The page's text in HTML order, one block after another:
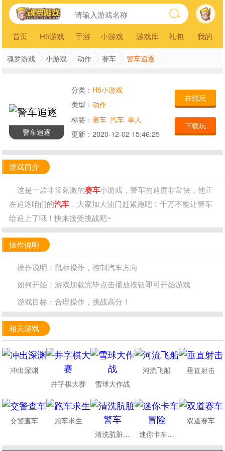
首页 H5游戏 手游 小游戏 游戏库 礼包 我的
魂罗游戏 小游戏 动作 赛车 警车追逐
警车追逐
分类： H5小游戏
类型： 动作
标签： 赛车 汽车 单人
更新： 2020-12-02 15:46:25
在线玩
下载玩
游戏简介
这是一款非常刺激的赛车小游戏，警车的速度非常快，他正
在追逐咱们的汽车，大家加大油门赶紧跑吧！千万不能让警车
给追上了哦！快来接受挑战吧~
操作说明
操作说明：鼠标操作，控制汽车方向
如何开始：游戏加载完毕点击播放按钮即可开始游戏
游戏目标：合理操作，挑战高分！
相关游戏
冲出深渊
井字棋大赛
雪球大作战
河流飞船 垂直射击
交警查车
跑车求生
清洗肮脏警车
迷你卡车冒险
双道赛车